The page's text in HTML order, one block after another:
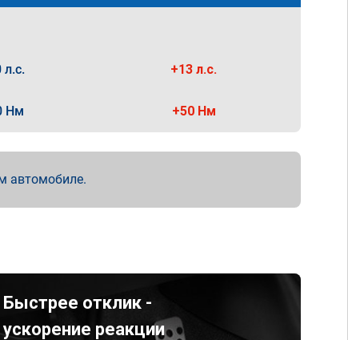
л.с. +13 л.с.
Нм +50 Нм
автомобиле.
Быстрее отклик -
ускорение реакции